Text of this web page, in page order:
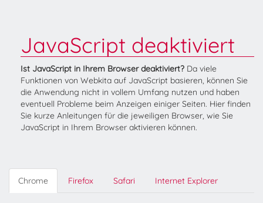
JavaScript deaktiviert
Ist JavaScript in Ihrem Browser deaktiviert? Da viele
Funktionen von Webkita auf JavaScript basieren, können Sie
die Anwendung nicht in vollem Umfang nutzen und haben
eventuell Probleme beim Anzeigen einiger Seiten. Hier finden
Sie kurze Anleitungen für die jeweiligen Browser, wie Sie
JavaScript in Ihrem Browser aktivieren können.
Chrome Firefox Safari Internet Explorer